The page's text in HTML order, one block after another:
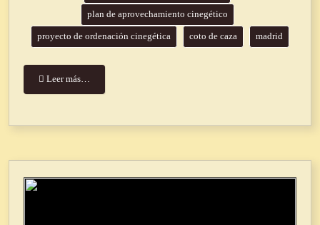
plan de aprovechamiento cinegético
proyecto de ordenación cinegética coto de caza madrid
Leer más…